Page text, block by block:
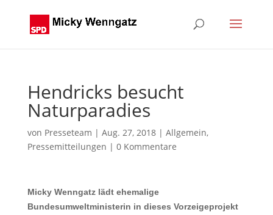
Hendricks besucht
Naturparadies
von Presseteam | Aug. 27, 2018| Allgemein,
Pressemitteilungen | 0 Kommentare
Micky Wenngatz lädt ehemalige
Bundesumweltministerin in dieses Vorzeigeprojekt